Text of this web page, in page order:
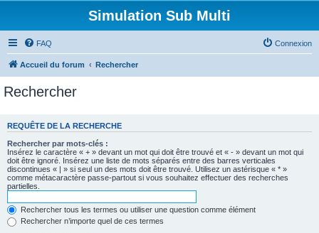
Simulation Sub Multi
FAQ Connexion
Accueil du forum Rechercher
Rechercher
REQUÊTE DE LA RECHERCHE
Rechercher par mots-clés :
Insérez le caractère « + » devant un mot qui doit être trouvé et « - » devant un mot qui
doit être ignoré. Insérez une liste de mots séparés entre des barres verticales
discontinues « | » si seul un des mots doit être trouvé. Utilisez un astérisque « * »
comme métacaractère passe-partout si vous souhaitez effectuer des recherches
partielles.
Rechercher tous les termes ou utiliser une question comme élément
Rechercher n’importe quel de ces termes